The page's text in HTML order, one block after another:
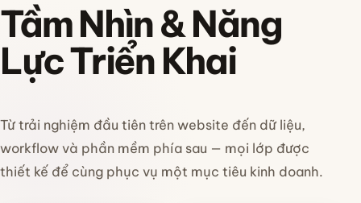
Tầm Nhìn & Năng
Lực Triển Khai
Từ trải nghiệm đầu tiên trên website đến dữ liệu,
workflow và phần mềm phía sau — mọi lớp được
thiết kế để cùng phục vụ một mục tiêu kinh doanh.